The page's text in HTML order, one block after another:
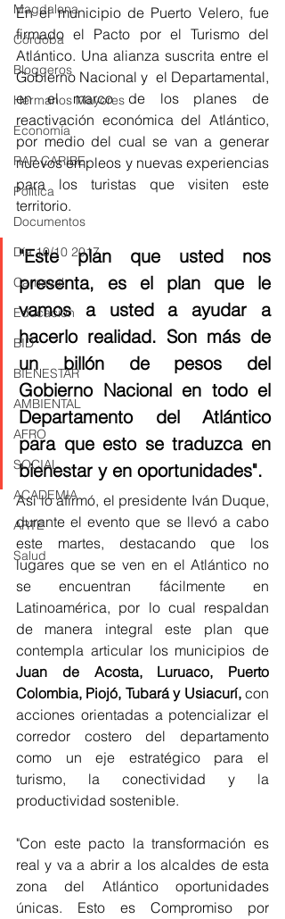
Magdalena
Córdoba
Bloggeros
Hermanos Mayores
Economía
RAP CARIBE
Política
Documentos
Día 10/10 2017
Carnaval
Educación
BID
BIENESTAR
AMBIENTAL
AFRO
SOCIAL
ACADEMIA
ARTE
Salud
En el municipio de Puerto Velero, fue
firmado el Pacto por el Turismo del
Atlántico. Una alianza suscrita entre el
en el marco de los planes de
reactivación económica del Atlántico,
por medio del cual se van a generar
nuevos empleos y nuevas experiencias
para los turistas que visiten este
territorio.
"Este plan que usted nos
presenta, es el plan que le
vamos a usted a ayudar a
hacerlo realidad. Son más de
un billón de pesos del
Gobierno Nacional en todo el
Departamento del Atlántico
para que esto se traduzca en
bienestar y en oportunidades".
Así lo afirmó, el presidente Iván Duque,
durante el evento que se llevó a cabo
este martes, destacando que los
lugares que se ven en el Atlántico no
se encuentran fácilmente en
Latinoamérica, por lo cual respaldan
de manera integral este plan que
contempla articular lo
Juan de Acosta, Luruaco, Puerto
Colombia, Piojó, Tubará y Usiacurí, con
acciones orientadas a potencializar el
corredor costero del departamento
como un eje estratégico para el
turismo, la conectividad y la
productividad sostenible.
"Con este pacto la transformación es
real y va a abrir a los alcaldes de esta
zona del Atlántico oportunidades
únicas. Esto es Compromiso por